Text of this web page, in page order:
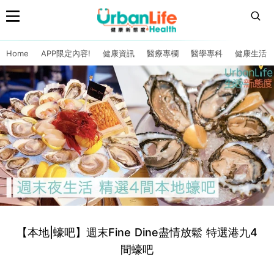
Home APP限定內容! 健康資訊 醫療專欄 醫學專科 健康生活
【本地|蠔吧】週末Fine Dine盡情放鬆 特選港九4
間蠔吧